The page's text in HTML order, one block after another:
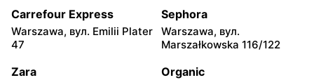
moje sklepy
Kazimierza Wielka, вул.
Kolejowa 15
moje sklepy
Kamień, вул. Błonie 23
moje sklepy moje sklepy
Carrefour Express
Warszawa, вул. Emilii Plater
47
Sephora
Warszawa, вул.
Marszałkowska 116/122
Zara Organic